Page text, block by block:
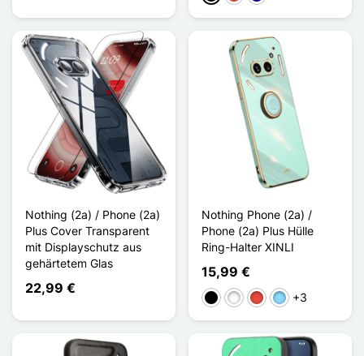
Nothing (2a) / Phone (2a)
Plus Cover Transparent
mit Displayschutz aus
gehärtetem Glas
22,99 €
Nothing Phone (2a) /
Phone (2a) Plus Hülle
Ring-Halter XINLI
15,99 €
Schwarz
WeißRot Hellblau
+3